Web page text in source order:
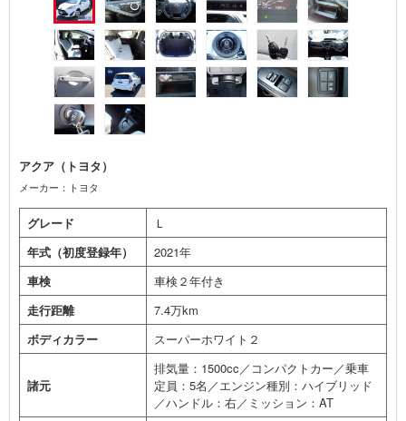
アクア（トヨタ）
メーカー：トヨタ
グレード
Ｌ
年式（初度登録年）
2021年
車検
車検２年付き
走行距離
7.4万km
ボディカラー
スーパーホワイト２
諸元
排気量：1500cc／コンパクトカー／乗車
定員：5名／エンジン種別：ハイブリッド
／ハンドル：右／ミッション：AT